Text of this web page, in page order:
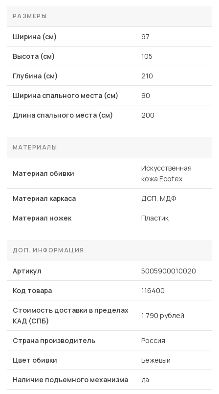
РАЗМЕРЫ
Ширина (см) 97
Высота (см) 105
Глубина (см) 210
Ширина спального места (см) 90
Длина спального места (см) 200
МАТЕРИАЛЫ
Материал обивки
Искусственная
кожа Ecotex
Материал каркаса ДСП, МДФ
Материал ножек Пластик
ДОП. ИНФОРМАЦИЯ
Артикул 5005900010020
Код товара 116400
Стоимость доставки в пределах
КАД (СПБ)
1 790 рублей
Страна производитель Россия
Цвет обивки Бежевый
Наличие подъемного механизма да